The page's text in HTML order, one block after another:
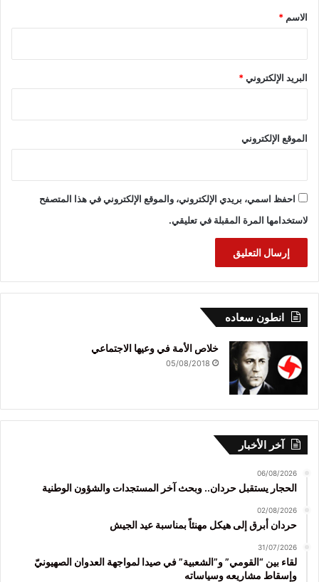
*
الاسم *
البريد الإلكتروني*
الموقع الإلكتروني
احفظ اسمي، بريدي الإلكتروني، والموقع الإلكتروني في هذا المتصفح
لاستخدامها المرة المقبلة في تعليقي.
انطون سعاده
خلاص الأمة في وعيها الاجتماعي
05/08/2018
آخر الأخبار
06/08/2026
الحجار يستقبل حردان.. وبحث آخر المستجدات والشؤون الوطنية
02/08/2026
حردان أبرق إلى هيكل مهنئاً بمناسبة عيد الجيش
31/07/2026
لقاء بين “القومي” و”الشعبية” في صيدا لمواجهة العدوان الصهيونيّ
وإسقاط مشاريعه وسياساته